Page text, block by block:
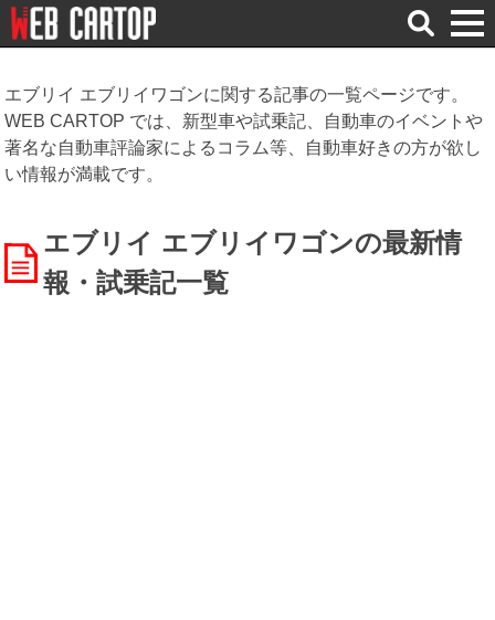
検
索
エブリイ エブリイワゴンに関する記事の一覧ページです。
WEB CARTOP では、新型車や試乗記、自動車のイベントや
著名な自動車評論家によるコラム等、自動車好きの方が欲し
い情報が満載です。
エブリイ エブリイワゴンの最新情
報・試乗記一覧